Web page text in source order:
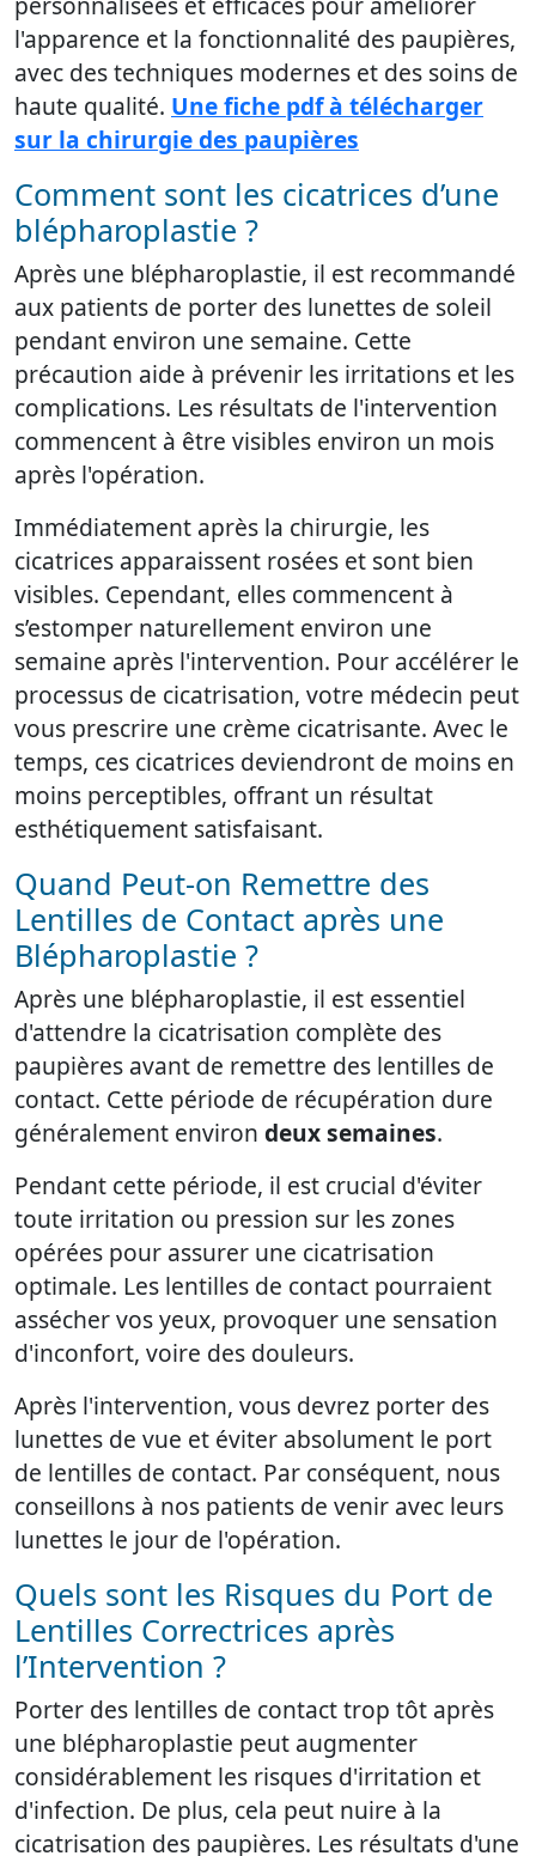
l'apparence et la fonctionnalité des paupières,
avec des techniques modernes et des soins de
haute qualité. Une fiche pdf à télécharger
sur la chirurgie des paupières
Comment sont les cicatrices d’une
blépharoplastie ?
Après une blépharoplastie, il est recommandé
aux patients de porter des lunettes de soleil
pendant environ une semaine. Cette
précaution aide à prévenir les irritations et les
complications. Les résultats de l'intervention
commencent à être visibles environ un mois
après l'opération.
Immédiatement après la chirurgie, les
cicatrices apparaissent rosées et sont bien
visibles. Cependant, elles commencent à
s’estomper naturellement environ une
semaine après l'intervention. Pour accélérer le
processus de cicatrisation, votre médecin peut
vous prescrire une crème cicatrisante. Avec le
temps, ces cicatrices deviendront de moins en
moins perceptibles, offrant un résultat
esthétiquement satisfaisant.
Quand Peut-on Remettre des
Lentilles de Contact après une
Blépharoplastie ?
Après une blépharoplastie, il est essentiel
d'attendre la cicatrisation complète des
paupières avant de remettre des lentilles de
contact. Cette période de récupération dure
généralement environ deux semaines.
Pendant cette période, il est crucial d'éviter
toute irritation ou pression sur les zones
opérées pour assurer une cicatrisation
optimale. Les lentilles de contact pourraient
assécher vos yeux, provoquer une sensation
d'inconfort, voire des douleurs.
Après l'intervention, vous devrez porter des
lunettes de vue et éviter absolument le port
de lentilles de contact. Par conséquent, nous
conseillons à nos patients de venir avec leurs
lunettes le jour de l'opération.
Quels sont les Risques du Port de
Lentilles Correctrices après
l’Intervention ?
Porter des lentilles de contact trop tôt après
une blépharoplastie peut augmenter
considérablement les risques d'irritation et
d'infection. De plus, cela peut nuire à la
cicatrisation des paupières. Les résultats d'une